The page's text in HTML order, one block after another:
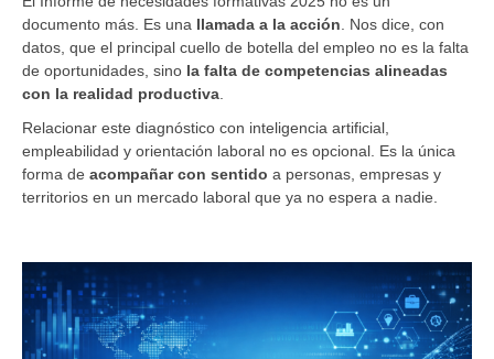
documento más. Es una llamada a la acción . Nos dice, con
datos, que el principal cuello de botella del empleo no es la falta
de oportunidades, sino la falta de competencias alineadas
con la realidad productiva
Relacionar este diagnóstico con inteligencia artificial,
empleabilidad y orientación laboral no es opcional. Es la única
forma de acompañar con sentido a personas, empresas y
territorios en un mercado laboral que ya no espera a nadie.